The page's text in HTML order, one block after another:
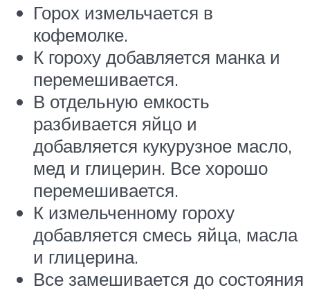
Горох измельчается в
кофемолке.
К гороху добавляется манка и
перемешивается.
В отдельную емкость
разбивается яйцо и
добавляется кукурузное масло,
мед и глицерин. Все хорошо
перемешивается.
К измельченному гороху
добавляется смесь яйца, масла
и глицерина.
Все замешивается до состояния